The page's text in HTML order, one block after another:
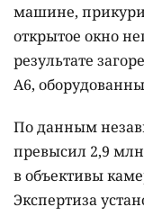
машине,
открытое окно
результате
A6,
По данным
превысил 2,9
в объективы
Экспертиза